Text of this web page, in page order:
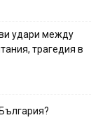
удари между
трагедия в